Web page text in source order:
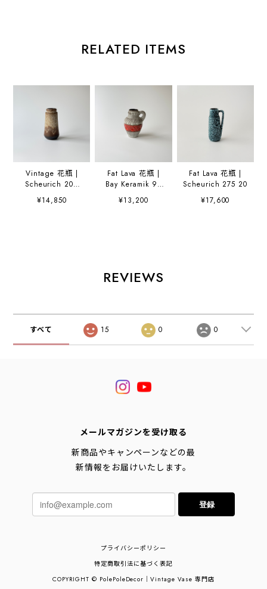
RELATED ITEMS
Vintage 花瓶 |
Scheurich 209
18
¥14,850
Fat Lava 花瓶 |
Bay Keramik 95
17
¥13,200
Fat Lava 花瓶 |
Scheurich 275 20
¥17,600
REVIEWS
すべて 15 0 0
メールマガジンを受け取る
新商品やキャンペーンなどの最
新情報をお届けいたします。
登録
プライバシーポリシー
特定商取引法に基づく表記
COPYRIGHT © PolePoleDecor｜Vintage Vase 専門店